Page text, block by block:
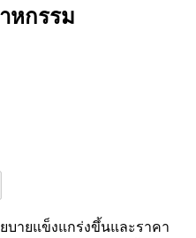
หกรรม
ายแข็งแกร่งขึ้นและราคา